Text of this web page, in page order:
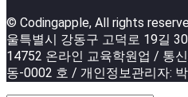
© Codingapple, All rights
울특별시 강동구 고덕로 19길
14752 온라인 교육학원업 / 통
동-0002 호 / 개인정보관리자: